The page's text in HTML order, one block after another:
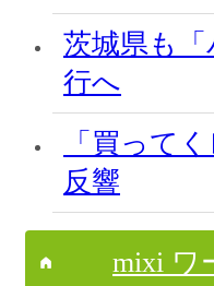
茨城県も
行へ
「買って
反響
mixi ワ